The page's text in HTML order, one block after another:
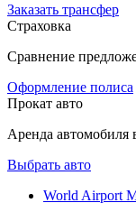
Заказать трансфер
Страховка
Сравнение
Оформление полиса
Прокат авто
Аренда автомобиля
Выбрать авто
World Airport